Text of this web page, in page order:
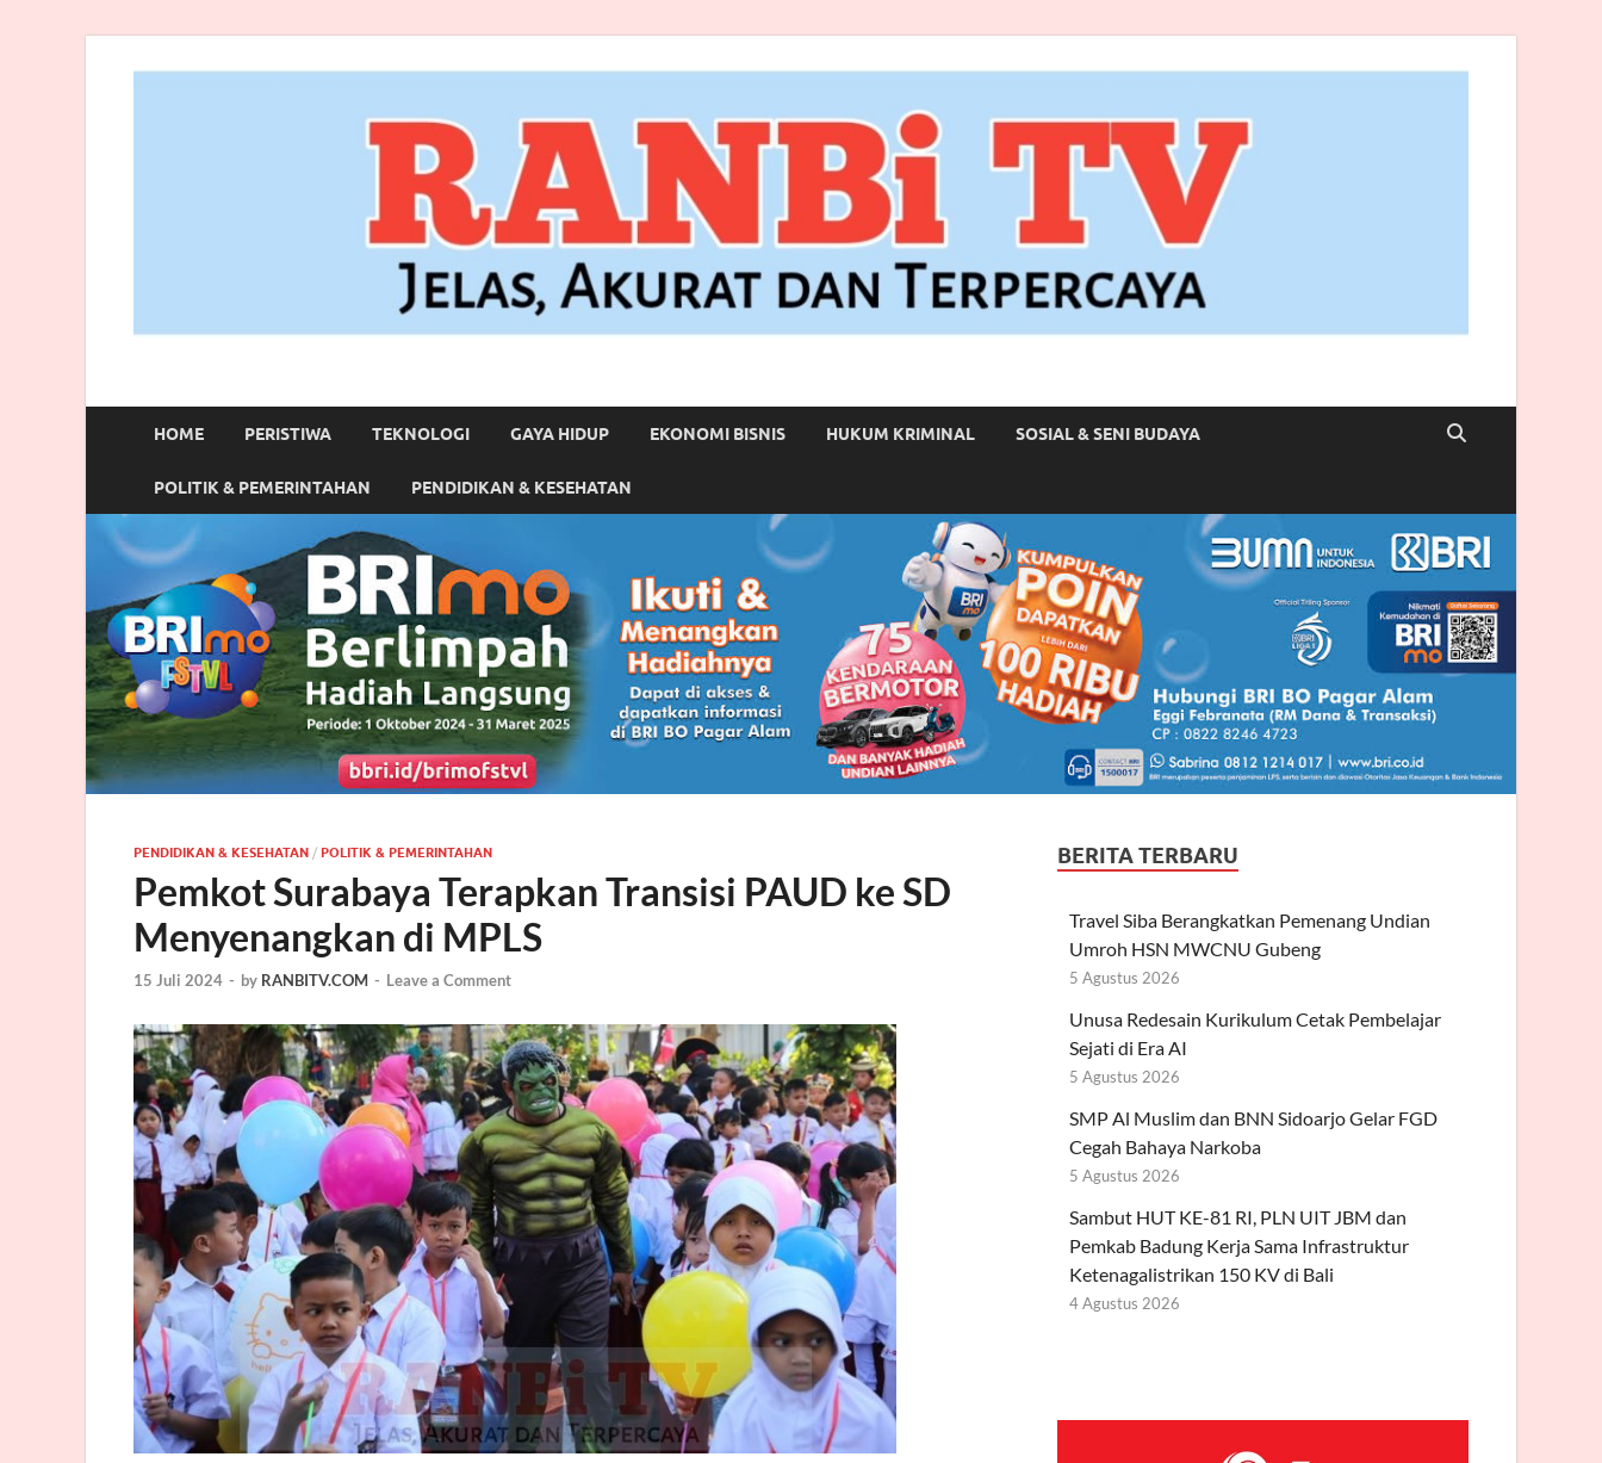
RANBITV.COM
HOME PERISTIWA TEKNOLOGI GAYA HIDUP EKONOMI BISNIS HUKUM KRIMINAL SOSIAL & SENI BUDAYA
POLITIK & PEMERINTAHAN PENDIDIKAN & KESEHATAN
PENDIDIKAN & KESEHATAN / POLITIK & PEMERINTAHAN
Pemkot Surabaya Terapkan Transisi PAUD ke SD
Menyenangkan di MPLS
15 Juli 2024 - by RANBITV.COM - Leave a Comment
BERITA TERBARU
Travel Siba Berangkatkan Pemenang Undian
Umroh HSN MWCNU Gubeng
5 Agustus 2026
Unusa Redesain Kurikulum Cetak Pembelajar
Sejati di Era AI
5 Agustus 2026
SMP Al Muslim dan BNN Sidoarjo Gelar FGD
Cegah Bahaya Narkoba
5 Agustus 2026
Sambut HUT KE-81 RI, PLN UIT JBM dan
Pemkab Badung Kerja Sama Infrastruktur
Ketenagalistrikan 150 KV di Bali
4 Agustus 2026